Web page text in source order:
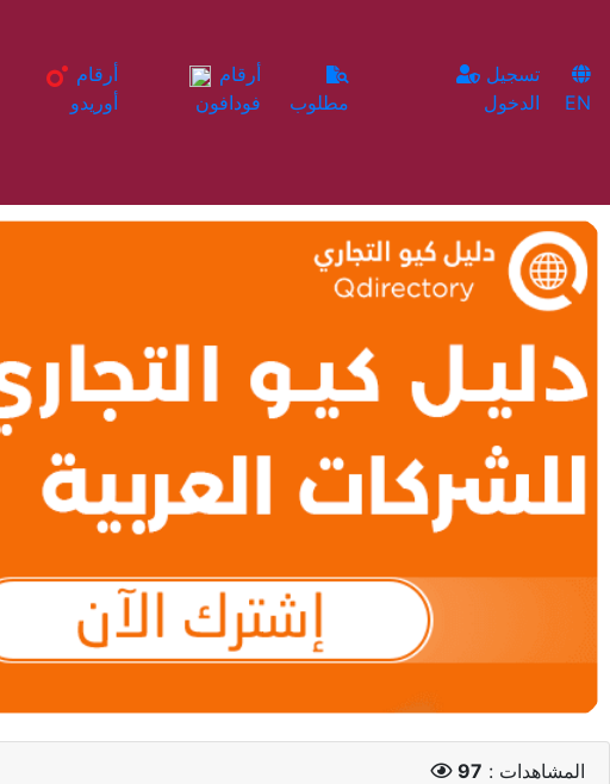
أوريدو
فودافون
مطلوب
الدخول
EN
المشاهدات : 97